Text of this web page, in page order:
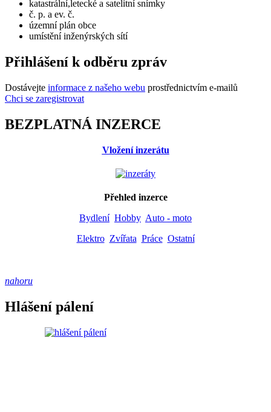
katastrální,letecké a satelitní snímky
č. p. a ev. č.
územní plán obce
umístění inženýrských sítí
Přihlášení k odběru zpráv
Dostávejte informace z našeho webu prostřednictvím e-mailů
Chci se zaregistrovat
BEZPLATNÁ INZERCE
Vložení inzerátu
Přehled inzerce
Bydlení Hobby Auto - moto
Elektro Zvířata Práce Ostatní
nahoru
Hlášení pálení